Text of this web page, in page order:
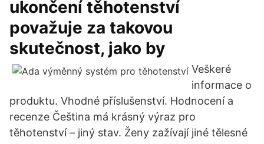
ukončení těhotenství
považuje za takovou
skutečnost, jako by
Veškeré
informace o
produktu. Vhodné příslušenství. Hodnocení a
recenze Čeština má krásný výraz pro
těhotenství – jiný stav. Ženy zažívají jiné tělesné